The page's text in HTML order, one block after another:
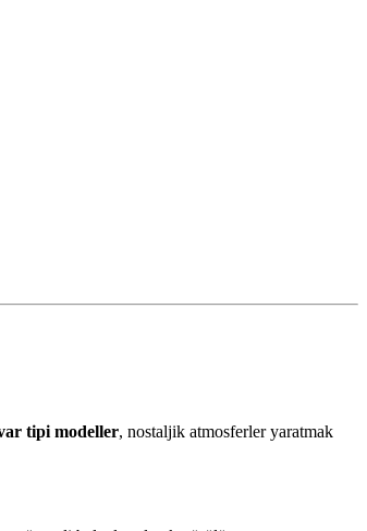
tipi modeller, nostaljik atmosferler yaratmak